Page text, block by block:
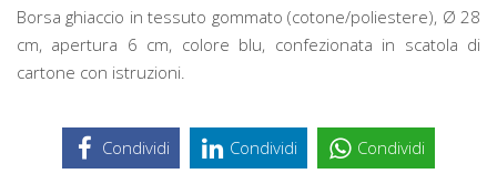
Borsa ghiaccio in tessuto gommato (cotone/poliestere), Ø 28
cm, apertura 6 cm, colore blu, confezionata in scatola di
cartone con istruzioni.
Condividi Condividi Condividi